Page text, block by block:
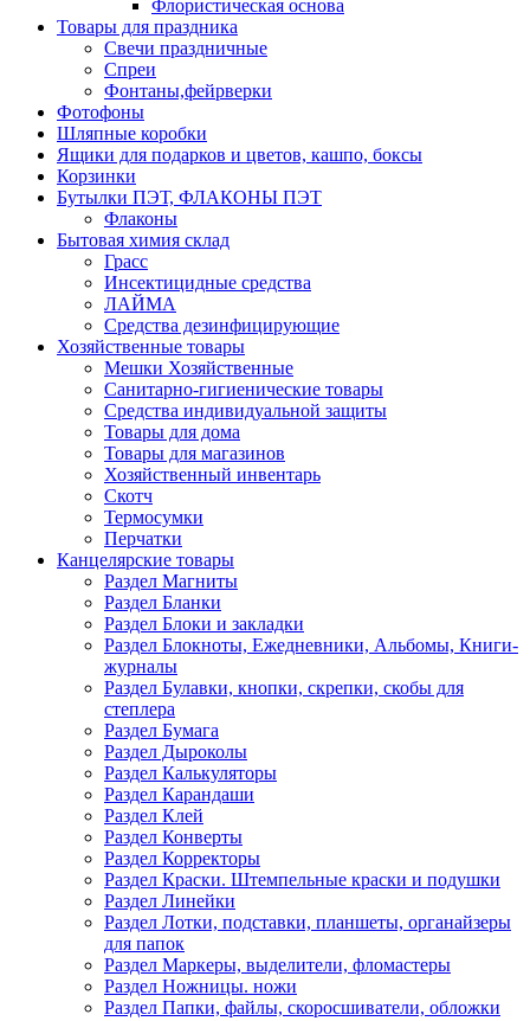
Флористическая основа
Товары для праздника
Свечи праздничные
Спреи
Фонтаны,фейрверки
Фотофоны
Шляпные коробки
Ящики для подарков и цветов, кашпо, боксы
Корзинки
Бутылки ПЭТ, ФЛАКОНЫ ПЭТ
Флаконы
Бытовая химия склад
Грасс
Инсектицидные средства
ЛАЙМА
Средства дезинфицирующие
Хозяйственные товары
Мешки Хозяйственные
Санитарно-гигиенические товары
Средства индивидуальной защиты
Товары для дома
Товары для магазинов
Хозяйственный инвентарь
Скотч
Термосумки
Перчатки
Канцелярские товары
Раздел Магниты
Раздел Бланки
Раздел Блоки и закладки
Раздел Блокноты, Ежедневники, Альбомы, Книги-
журналы
Раздел Булавки, кнопки, скрепки, скобы для
степлера
Раздел Бумага
Раздел Дыроколы
Раздел Калькуляторы
Раздел Карандаши
Раздел Клей
Раздел Конверты
Раздел Корректоры
Раздел Краски. Штемпельные краски и подушки
Раздел Линейки
Раздел Лотки, подставки, планшеты, органайзеры
для папок
Раздел Маркеры, выделители, фломастеры
Раздел Ножницы. ножи
Раздел Папки, файлы, скоросшиватели, обложки